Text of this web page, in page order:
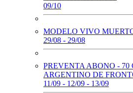
09/10
MODELO VIVO
29/08 - 29/08
PREVENTA ABONO - 70
ARGENTINO DE
11/09 - 12/09 - 13/09